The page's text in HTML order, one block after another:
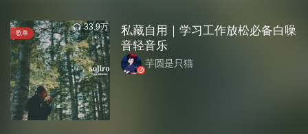
歌单
33.9万
私藏自用｜学习工作放松必备白噪
音轻音乐
芋圆是只猫